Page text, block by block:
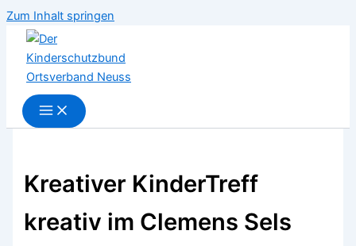
Zum Inhalt springen
Kreativer KinderTreff
kreativ im Clemens Sels